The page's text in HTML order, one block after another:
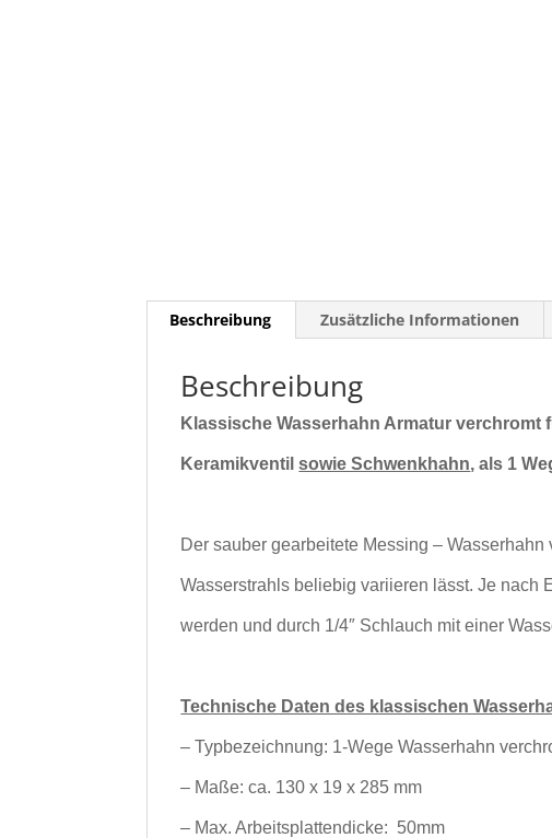
Beschreibung Zusätzliche Informationen
Beschreibung
Klassische Wasserhahn Armatur verchromt
Keramikventilsowie Schwenkhahn, als 1
Der sauber gearbeitete Messing –
Wasserstrahls beliebig variieren lässt.Je nach
werden und durch 1/4″ Schlauch mit einer
Technische Daten des klassischen
– Typbezeichnung: 1-Wege Wasserhahn
– Maße: ca. 130 x 19 x 285 mm
– Max. Arbeitsplattendicke: 50mm